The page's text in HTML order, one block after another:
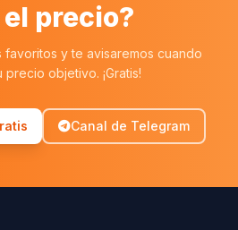
precio?
favoritos y te avisaremos cuando
precio objetivo. ¡Gratis!
Canal de Telegram